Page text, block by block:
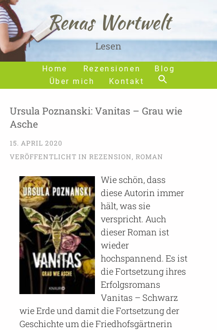
Home Rezensionen
Blog
Über mich
Kontakt
Renas Wortwelt
Lesen
Ursula Poznanski: Vanitas – Grau wie
Asche
15. APRIL 2020
VERÖFFENTLICHT IN REZENSION, ROMAN
Wie schön, dass
diese Autorin immer
hält, was sie
verspricht. Auch
dieser Roman ist
wieder
hochspannend. Es ist
die Fortsetzung ihres
Erfolgsromans
Vanitas – Schwarz
wie Erde und damit die Fortsetzung der
Geschichte um die Friedhofsgärtnerin